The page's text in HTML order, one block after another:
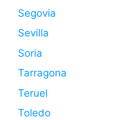
Segovia
Sevilla
Soria
Tarragona
Teruel
Toledo